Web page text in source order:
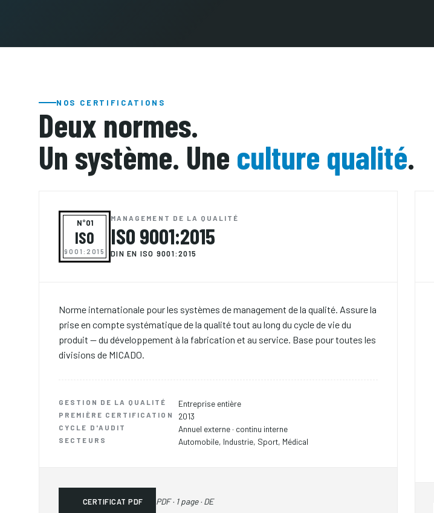
NOS CERTIFICATIONS
Deux normes.
Un système. Une culture qualité.
N°01
ISO
9001:2015
MANAGEMENT DE LA QUALITÉ
ISO 9001:2015
DIN EN ISO 9001:2015
Norme internationale pour les systèmes de management de la qualité. Assure la
prise en compte systématique de la qualité tout au long du cycle de vie du
produit — du développement à la fabrication et au service. Base pour toutes les
divisions de MICADO.
GESTION DE LA QUALITÉ Entreprise entière
PREMIÈRE CERTIFICATION 2013
CYCLE D'AUDIT Annuel externe · continu interne
SECTEURS Automobile, Industrie, Sport, Médical
CERTIFICAT PDF PDF · 1 page · DE